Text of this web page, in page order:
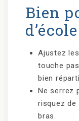
Bien
d’école
Ajustez
touche
bien
Ne serrez
risquez
bras.